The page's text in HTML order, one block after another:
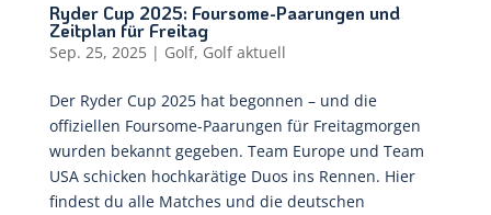
Ryder Cup 2025: Foursome-Paarungen und
Zeitplan für Freitag
Sep. 25, 2025| Golf, Golf aktuell
Der Ryder Cup 2025 hat begonnen – und die
offiziellen Foursome-Paarungen für Freitagmorgen
wurden bekannt gegeben. Team Europe und Team
USA schicken hochkarätige Duos ins Rennen. Hier
findest du alle Matches und die deutschen